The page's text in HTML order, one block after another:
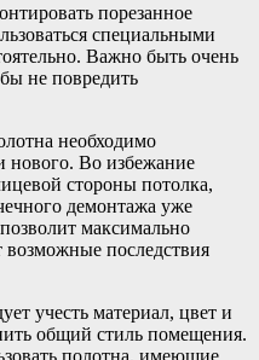
порезанное
специальными
Важно быть очень
не повредить
необходимо
нового. Во избежание
стороны потолка,
демонтажа уже
максимально
возможные последствия
учесть материал, цвет и
общий стиль помещения.
полотна, имеющие